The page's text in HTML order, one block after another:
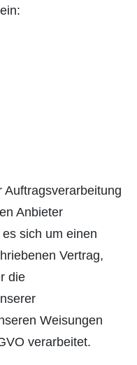
Auftragsverarbeitung
Anbieter
sich um einen
Vertrag,
die
Weisungen
verarbeitet.